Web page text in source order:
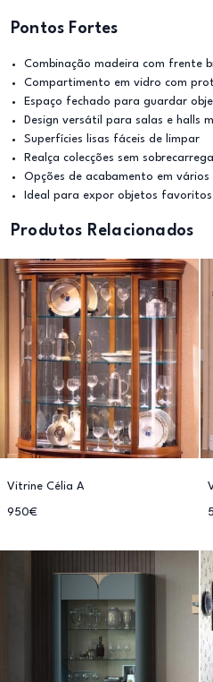
Pontos Fortes
Combinação madeira com frente
Compartimento em vidro com
Espaço fechado para guardar
Design versátil para salas e halls
Superfícies lisas fáceis de limpar
Realça colecções sem
Opções de acabamento em
Ideal para expor objetos
Produtos Relacionados
Vitrine Célia A
950€